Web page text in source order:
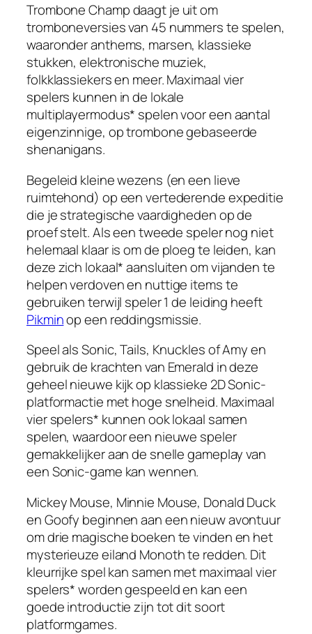
Trombone Champ daagt je uit om
tromboneversies van 45 nummers te spelen,
waaronder anthems, marsen, klassieke
stukken, elektronische muziek,
folkklassiekers en meer. Maximaal vier
spelers kunnen in de lokale
multiplayermodus* spelen voor een aantal
eigenzinnige, op trombone gebaseerde
shenanigans.
Begeleid kleine wezens (en een lieve
ruimtehond) op een vertederende expeditie
die je strategische vaardigheden op de
proef stelt. Als een tweede speler nog niet
helemaal klaar is om de ploeg te leiden, kan
deze zich lokaal* aansluiten om vijanden te
helpen verdoven en nuttige items te
gebruiken terwijl speler 1 de leiding heeft
Pikminop een reddingsmissie.
Speel als Sonic, Tails, Knuckles of Amy en
gebruik de krachten van Emerald in deze
geheel nieuwe kijk op klassieke 2D Sonic-
platformactie met hoge snelheid. Maximaal
vier spelers* kunnen ook lokaal samen
spelen, waardoor een nieuwe speler
gemakkelijker aan de snelle gameplay van
een Sonic-game kan wennen.
Mickey Mouse, Minnie Mouse, Donald Duck
en Goofy beginnen aan een nieuw avontuur
om drie magische boeken te vinden en het
mysterieuze eiland Monoth te redden. Dit
kleurrijke spel kan samen met maximaal vier
spelers* worden gespeeld en kan een
goede introductie zijn tot dit soort
platformgames.